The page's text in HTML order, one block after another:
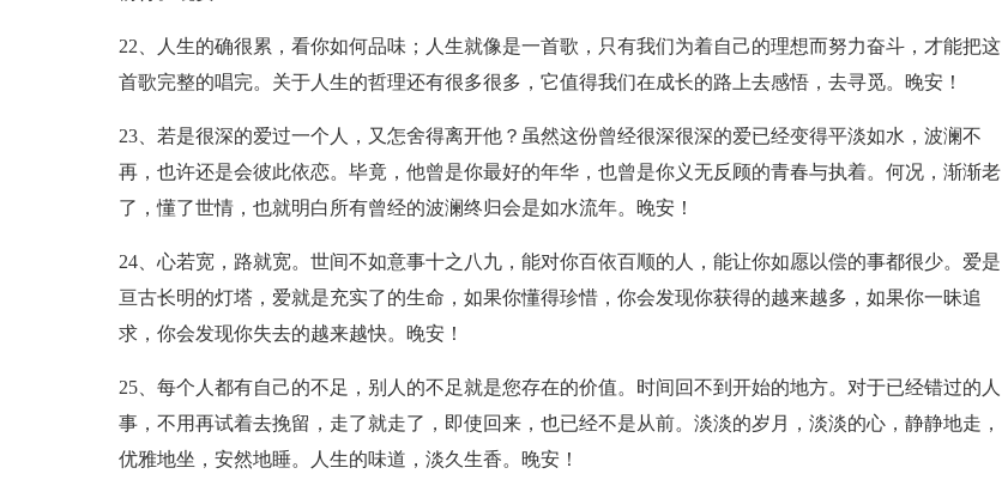
22、人生的确很累，看你如何品味；人生就像是一首歌，只有我们为着自己的理想而努力奋斗，才能把这
首歌完整的唱完。关于人生的哲理还有很多很多，它值得我们在成长的路上去感悟，去寻觅。晚安！
23、若是很深的爱过一个人，又怎舍得离开他？虽然这份曾经很深很深的爱已经变得平淡如水，波澜不
再，也许还是会彼此依恋。毕竟，他曾是你最好的年华，也曾是你义无反顾的青春与执着。何况，渐渐老
了，懂了世情，也就明白所有曾经的波澜终归会是如水流年。晚安！
24、心若宽，路就宽。世间不如意事十之八九，能对你百依百顺的人，能让你如愿以偿的事都很少。爱是
亘古长明的灯塔，爱就是充实了的生命，如果你懂得珍惜，你会发现你获得的越来越多，如果你一昧追
求，你会发现你失去的越来越快。晚安！
25、每个人都有自己的不足，别人的不足就是您存在的价值。时间回不到开始的地方。对于已经错过的人
事，不用再试着去挽留，走了就走了，即使回来，也已经不是从前。淡淡的岁月，淡淡的心，静静地走，
优雅地坐，安然地睡。人生的味道，淡久生香。晚安！